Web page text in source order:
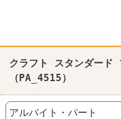
クラフト スタンダード
（PA_4515）
アルバイト・パート